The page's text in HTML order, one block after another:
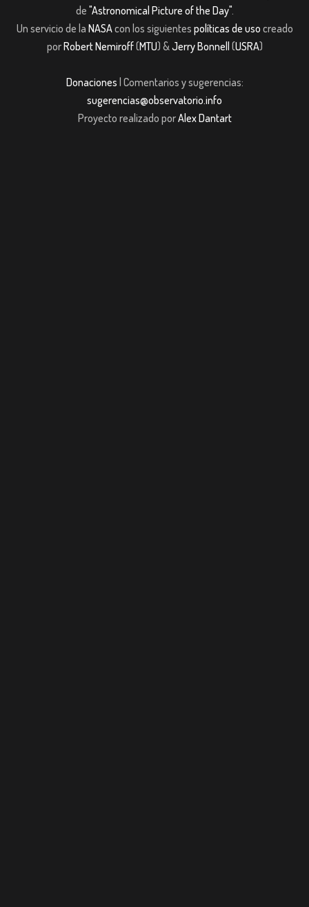
de "Astronomical Picture of the Day".
Un servicio de la NASAcon los siguientes políticas de uso creado
porRobert Nemiroff(MTU) &Jerry Bonnell (USRA)
Donaciones | Comentarios y sugerencias:
sugerencias@observatorio.info
Proyecto realizado porAlex Dantart